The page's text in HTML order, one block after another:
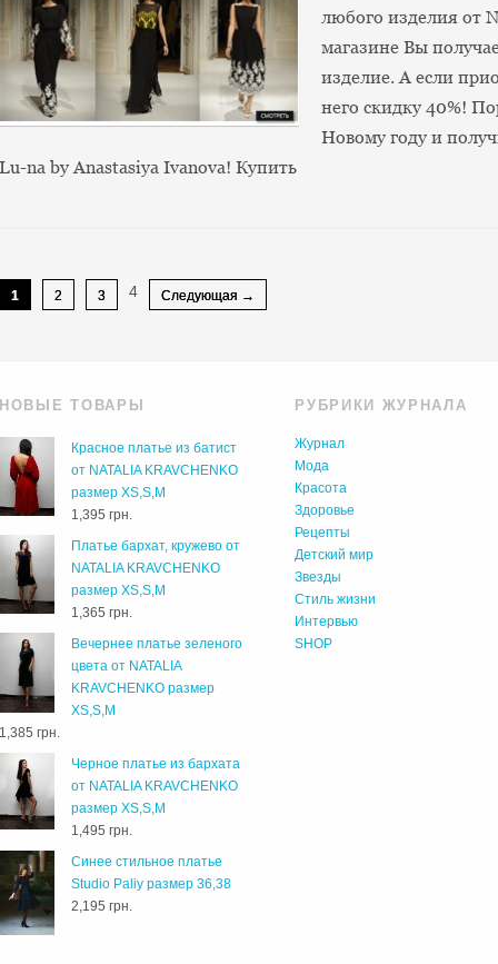
любого изделия от
магазине Вы
изделие. А если
него скидку 40%!
Новому году и
Lu-na by Anastasiya Ivanova! Купить
1 2 3 4 Следующая →
НОВЫЕ ТОВАРЫ
Красное платье из батист
от NATALIA KRAVCHENKO
размер XS,S,M
1,395 грн.
Платье бархат, кружево от
NATALIA KRAVCHENKO
размер XS,S,M
1,365 грн.
Вечернее платье зеленого
цвета от NATALIA
KRAVCHENKO размер
XS,S,M
1,385 грн.
Черное платье из бархата
от NATALIA KRAVCHENKO
размер XS,S,M
1,495 грн.
Cинее стильное платье
Studio Paliy размер 36,38
2,195 грн.
РУБРИКИ ЖУРНАЛА
Журнал
Мода
Красота
Здоровье
Рецепты
Детский мир
Звезды
Стиль жизни
Интервью
SHOP